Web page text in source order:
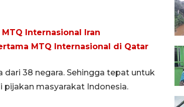
Internasional Iran
MTQ Internasional di Qatar
38 negara. Sehingga tepat untuk
masyarakat Indonesia.